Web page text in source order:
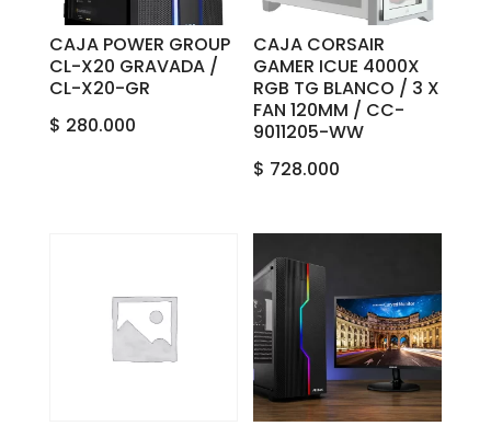
CAJA POWER GROUP
CL-X20 GRAVADA /
CL-X20-GR
$ 280.000
CAJA CORSAIR
GAMER ICUE 4000X
RGB TG BLANCO / 3 X
FAN 120MM / CC-
9011205-WW
$ 728.000